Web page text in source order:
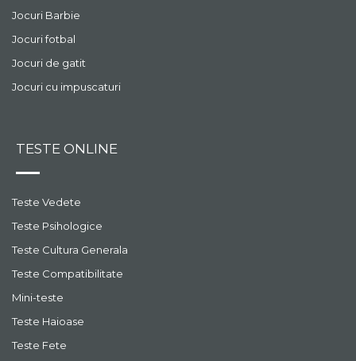
Jocuri Barbie
Jocuri fotbal
Jocuri de gatit
Jocuri cu impuscaturi
TESTE ONLINE
Teste Vedete
Teste Psihologice
Teste Cultura Generala
Teste Compatibilitate
Mini-teste
Teste Haioase
Teste Fete